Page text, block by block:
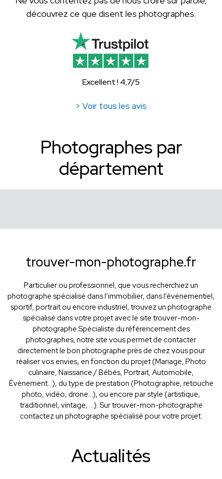
découvrez ce que disent les photographes.
Excellent ! 4,7/5
> Voir tous les avis
Photographes par
département
trouver-mon-photographe.fr
Particulier ou professionnel, que vous recherchiez un
photographe spécialisé dans l’immobilier, dans l’événementiel,
sportif, portrait ou encore industriel, trouvez un photographe
spécialisé dans votre projet avec le site trouver-mon-
photographe.Spécialiste du référencement des
photographes, notre site vous permet de contacter
directement le bon photographe près de chez vous pour
réaliser vos envies, en fonction du projet (Mariage, Photo
culinaire, Naissance / Bébés, Portrait, Automobile,
Évènement…), du type de prestation (Photographie, retouche
photo, vidéo, drone...), ou encore par style (artistique,
traditionnel, vintage, ...). Sur trouver-mon-photographe
contactez un photographe spécialisé pour votre projet.
Actualités